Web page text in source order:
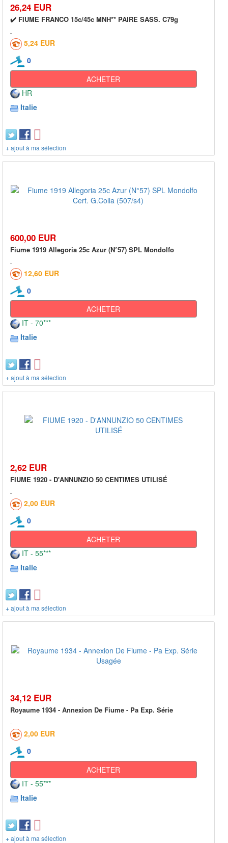
26,24 EUR
✔️ FIUME FRANCO 15c/45c MNH** PAIRE SASS. C79g
5,24 EUR
0
ACHETER
HR
Italie
+ ajout à ma sélection
600,00 EUR
Fiume 1919 Allegoria 25c Azur (N°57) SPL Mondolfo
12,60 EUR
0
ACHETER
IT - 70***
Italie
+ ajout à ma sélection
2,62 EUR
FIUME 1920 - D'ANNUNZIO 50 CENTIMES UTILISÉ
2,00 EUR
0
ACHETER
IT - 55***
Italie
+ ajout à ma sélection
34,12 EUR
Royaume 1934 - Annexion De Fiume - Pa Exp. Série
2,00 EUR
0
ACHETER
IT - 55***
Italie
+ ajout à ma sélection